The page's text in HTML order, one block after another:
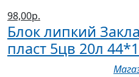
98,00р.
Блок липкий
пласт 5цв 20л